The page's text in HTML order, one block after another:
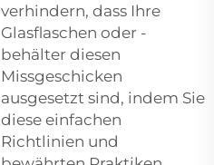
verhindern, dass Ihre
Glasflaschen oder -
behälter diesen
Missgeschicken
ausgesetzt sind, indem Sie
diese einfachen
Richtlinien und